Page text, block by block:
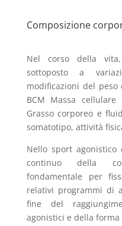
Composizione
Nel corso della vita,
sottoposto a
modificazioni del peso
BCM Massa cellulare
Grasso corporeo e
somatotipo, attività
Nello sport
continuo della
fondamentale per
relativi programmi di
fine del
agonistici e della forma